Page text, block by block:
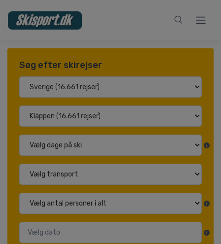
Søg efter skirejser